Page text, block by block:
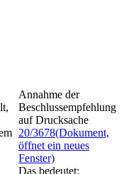
Annahme der
Beschlussempfehlung
auf Drucksache
20/3678(Dokument,
öffnet ein neues
Fenster)
Das bedeutet: